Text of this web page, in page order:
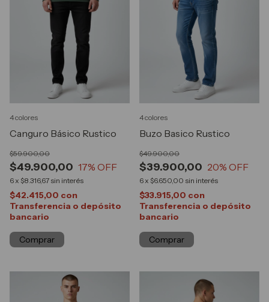
Canguro Básico Rustico
$49.900,00
$59.900,00
17% OFF
6 x $8.316,67 sin interés
$42.415,00 con
Transferencia o depósito
bancario
4 colores
Comprar
Buzo Basico Rustico
$39.900,00
$49.900,00
20% OFF
6 x $6.650,00 sin interés
$33.915,00 con
Transferencia o depósito
bancario
4 colores
Comprar